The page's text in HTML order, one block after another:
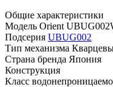
Общие характеристики
Модель Orient
Подсерия UBUG002
Тип механизма
Страна бренда Япония
Конструкция
Класс